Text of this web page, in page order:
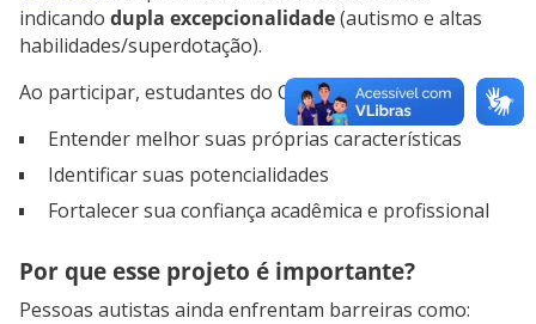
indicando dupla excepcionalidade(autismo e altas
habilidades/superdotação).
Ao participar, estudantes do CAU poderão:
Entender melhor suas próprias características
Identificar suas potencialidades
Fortalecer sua confiança acadêmica e profissional
Por que esse projeto é importante?
Pessoas autistas ainda enfrentam barreiras como: